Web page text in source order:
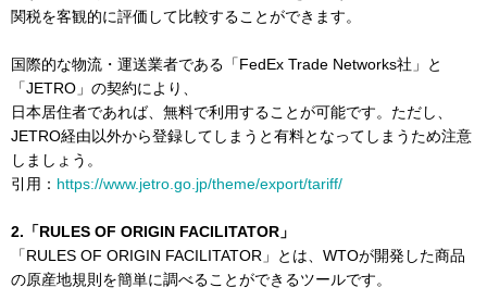
関税を客観的に評価して比較することができます。
国際的な物流・運送業者である「FedEx Trade Networks社」と
「JETRO」の契約により、
日本居住者であれば、無料で利用することが可能です。ただし、
JETRO経由以外から登録してしまうと有料となってしまうため注意
しましょう。
引用： https://www.jetro.go.jp/theme/export/tariff/
2.「RULES OF ORIGIN FACILITATOR」
「RULES OF ORIGIN FACILITATOR」とは、WTOが開発した商品
の原産地規則を簡単に調べることができるツールです。